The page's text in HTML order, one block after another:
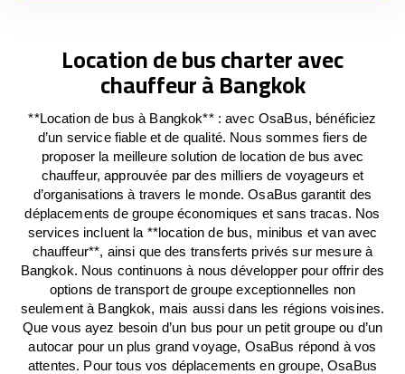
Location de bus charter avec
chauffeur à Bangkok
**Location de bus à Bangkok** : avec OsaBus, bénéficiez
d’un service fiable et de qualité. Nous sommes fiers de
proposer la meilleure solution de location de bus avec
chauffeur, approuvée par des milliers de voyageurs et
d’organisations à travers le monde. OsaBus garantit des
déplacements de groupe économiques et sans tracas. Nos
services incluent la **location de bus, minibus et van avec
chauffeur**, ainsi que des transferts privés sur mesure à
Bangkok. Nous continuons à nous développer pour offrir des
options de transport de groupe exceptionnelles non
seulement à Bangkok, mais aussi dans les régions voisines.
Que vous ayez besoin d’un bus pour un petit groupe ou d’un
autocar pour un plus grand voyage, OsaBus répond à vos
attentes. Pour tous vos déplacements en groupe, OsaBus